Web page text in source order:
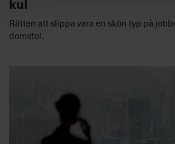
kul
Rätten att slippa vara en skön typ på
domstol.